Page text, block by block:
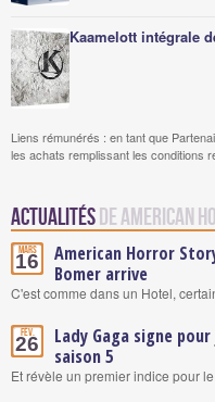
Kaamelott intégrale
Liens rémunérés : en tant que
les achats remplissant les conditions
Actualités de American
Mars
16
American Horror
Bomer arrive
C'est comme dans un Hotel,
Fév.
26
Lady Gaga signe
saison 5
Et révèle un premier indice pour